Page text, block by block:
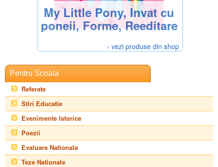
Pentru Scoala
Referate
Stiri Educatie
Evenimente Istorice
Poezii
Evaluare Nationala
Teze Nationale
My Little Pony, Invat cu
poneii, Forme, Reeditare
› vezi produse din shop